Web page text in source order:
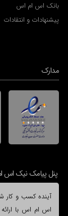
بانک اس ام اس
پیشنهادات و انتقادات
مدارک
پنل پیامک نیک اس ام اس با
آینده کسب و کار
اس ام اس با